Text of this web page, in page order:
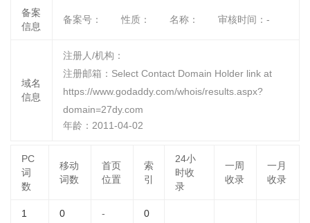
备案
信息
备案号： 性质： 名称： 审核时间： -
域名
信息
注册人/机构：
注册邮箱：Select Contact Domain Holder link at
https://www.godaddy.com/whois/results.aspx?
domain=27dy.com
年龄：2011-04-02
PC
词
数
移动
词数
首页
位置
索
引
24小
时收
录
一周
收录
一月
收录
1 0 - 0